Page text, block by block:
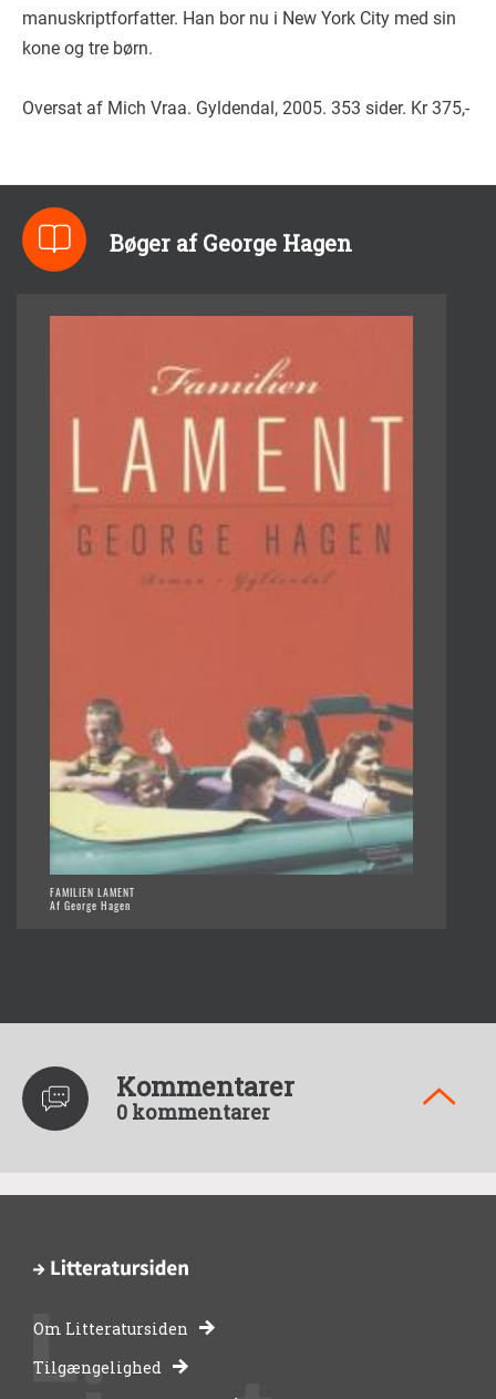
manuskriptforfatter. Han bor nu i New York City med sin
kone og tre børn.
Oversat af Mich Vraa. Gyldendal, 2005. 353 sider. Kr 375,-
Bøger af George Hagen
FAMILIEN LAMENT
Af George Hagen
Kommentarer
0 kommentarer
-
Om Litteratursiden
Tilgængelighed